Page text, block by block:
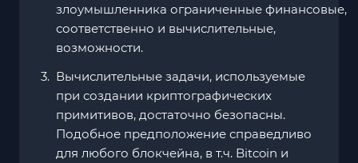
злоумышленника ограниченные финансовые,
соответственно и вычислительные,
возможности.
Вычислительные задачи, используемые
при создании криптографических
примитивов, достаточно безопасны.
Подобное предположение справедливо
для любого блокчейна, в т.ч. Bitcoin и